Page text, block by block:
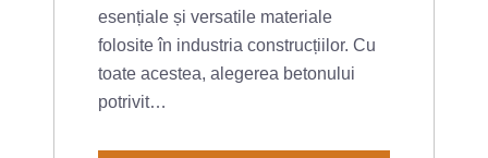
esențiale și versatile materiale
folosite în industria construcțiilor. Cu
toate acestea, alegerea betonului
potrivit…